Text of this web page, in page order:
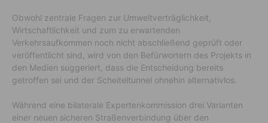
Obwohl zentrale Fragen zur Umweltverträglichkeit,
Wirtschaftlichkeit und zum zu erwartenden
Verkehrsaufkommen noch nicht abschließend geprüft oder
veröffentlicht sind, wird von den Befürwortern des Projekts in
den Medien suggeriert, dass die Entscheidung bereits
getroffen sei und der Scheiteltunnel ohnehin alternativlos.
Während eine bilaterale Expertenkommission drei Varianten
einer neuen sicheren Straßenverbindung über den